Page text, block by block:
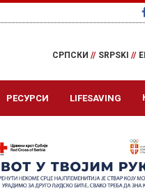
СРПСКИ // SRPSKI //
РЕСУРСИ LIFESAVING